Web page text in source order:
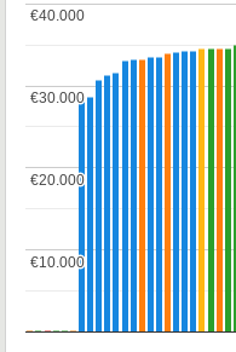
€10.000
€10.000
€20.000
€20.000
€30.000
€30.000
€40.000
€40.000